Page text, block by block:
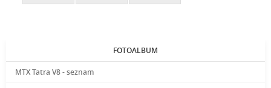
FOTOALBUM
MTX Tatra V8 - seznam